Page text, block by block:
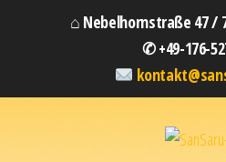
⌂ Nebelhornstraße 47 /
✆ +49-176-